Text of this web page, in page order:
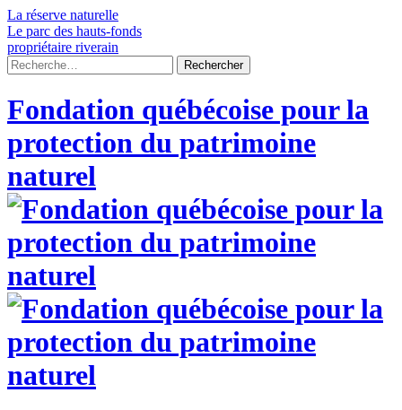
Skip
to
content
La réserve naturelle
Le parc des hauts-fonds
propriétaire riverain
Rechercher :
Fondation québécoise pour la
protection du patrimoine
naturel